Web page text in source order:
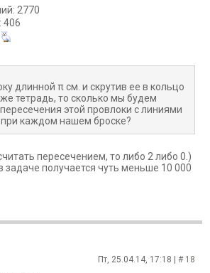
2770
406
длинной π см. и скрутив ее в кольцо
тетрадь, то сколько мы будем
этой провлоки с линиями
при каждом нашем броске?
пересечением, то либо 2 либо 0.)
задаче получается чуть меньше 10 000
Пт, 25.04.14, 17:18 | # 18